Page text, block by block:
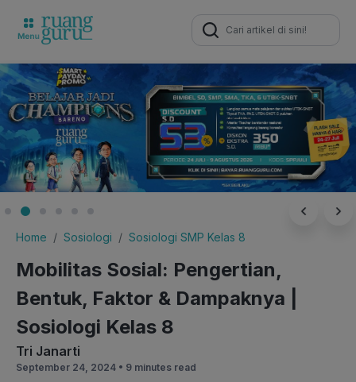
Search
for:
Home Sosiologi Sosiologi SMP Kelas 8
Mobilitas Sosial: Pengertian,
Bentuk, Faktor & Dampaknya |
Sosiologi Kelas 8
Tri Janarti
September 24, 2024 • 9 minutes read